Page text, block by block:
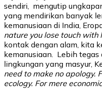
sendiri, mengutip
yang mendirikan banyak
kemanusiaan di India,
nature you lose touch with
kontak dengan alam, kita
kemanusiaan. Lebih
lingkungan yang masyur,
need to make no apology.
ecology. For mere